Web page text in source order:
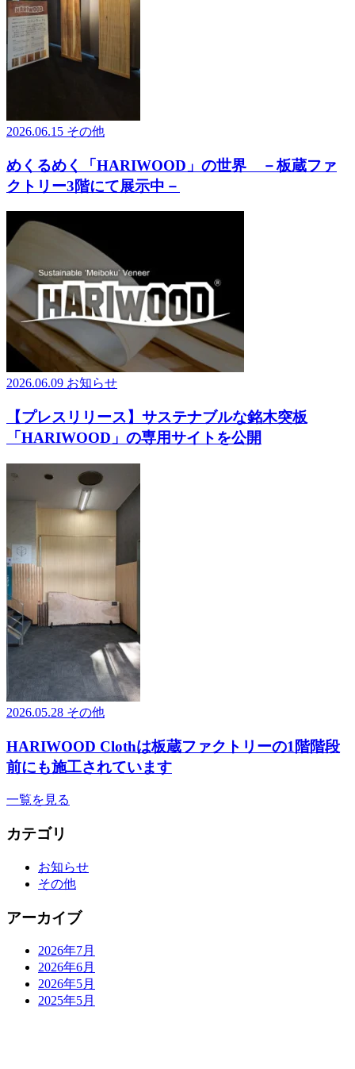
2026.06.15 その他
めくるめく「HARIWOOD」の世界 －板蔵ファ
クトリー3階にて展示中－
2026.06.09 お知らせ
【プレスリリース】サステナブルな銘木突板
「HARIWOOD」の専用サイトを公開
2026.05.28 その他
HARIWOOD Clothは板蔵ファクトリーの1階階段
前にも施工されています
一覧を見る
カテゴリ
お知らせ
その他
アーカイブ
2026年7月
2026年6月
2026年5月
2025年5月